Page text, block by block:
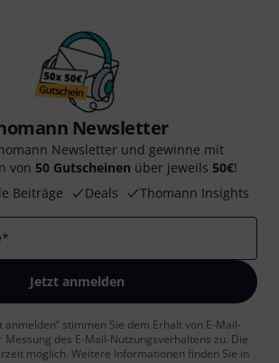
Newsletter
Newsletter und gewinne mit
von 50 Gutscheinen über jeweils 50€!
Beiträge
Deals Thomann Insights
*
Jetzt anmelden
anmelden“ stimmen Sie dem Erhalt von E-Mail-
Messung des E-Mail-Nutzungsverhaltens zu. Die
möglich. Weitere Informationen finden Sie in